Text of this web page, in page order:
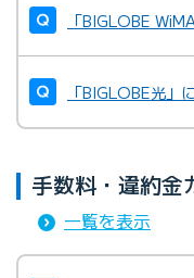
「BIGLOBE
「BIGLOBE光」
手数料・違約金
一覧を表示